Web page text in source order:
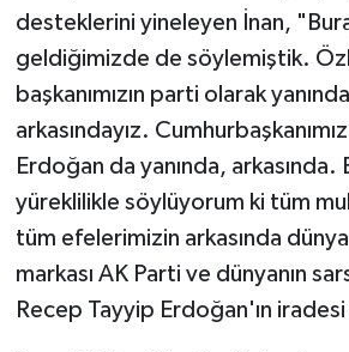
desteklerini yineleyen İnan,
geldiğimizde de söylemiştik.
başkanımızın parti olarak
arkasındayız.
Erdoğan da yanında, arkasında.
yüreklilikle söylüyorum ki tüm
tüm efelerimizin arkasında
markası AK Parti ve dünyanın
Recep Tayyip Erdoğan'ın